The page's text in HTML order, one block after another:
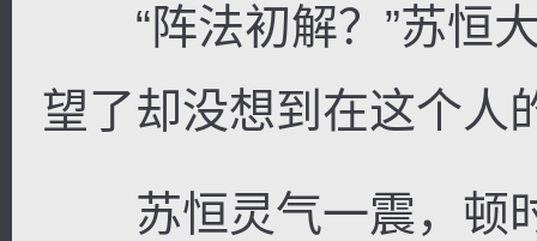
“阵法初解？”苏恒大
望了却没想到在这个人
苏恒灵气一震，顿